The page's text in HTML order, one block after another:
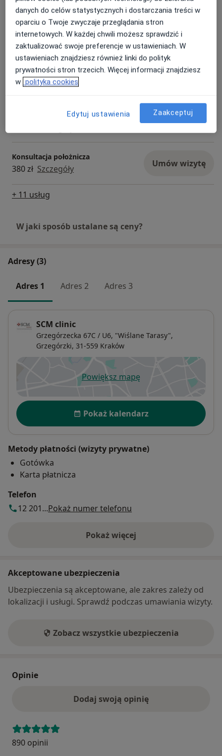
Konsultacja ginekologiczna
Od 300 zł Szczegóły Umów wizytę
Konsultacja ginekologiczna + USG
ginekologiczne
400 zł Szczegóły
Umów wizytę
ginekologiczne + cytologia
Umów wizytę
Konsultacja położnicza
380 zł Szczegóły Umów wizytę
+ 11 usług
W jaki sposób ustalane są ceny?
Adresy (3)
Adres 1 Adres 2 Adres 3
SCM clinic
Grzegórzecka 67C / U6, "Wiślane Tarasy",
Grzegórzki, 31-559 Kraków
Powiększ mapęotwiera się w nowej karcie
Dostępność
Pokaż kalendarz
Metody płatności (wizyty prywatne)
Gotówka
Karta płatnicza
Telefon
12 201...Pokaż numer telefonu
Pokaż więcej
o adresie
Akceptowane ubezpieczenia
Ubezpieczenia są akceptowane, ale zakres zależy od
lokalizacji i usługi. Sprawdź podczas umawiania wizyty.
Zobacz wszystkie ubezpieczenia
Opinie
Dodaj swoją opinię
890 opinii
danych do celów statystycznych i dostarczania treści w
oparciu o Twoje zwyczaje przeglądania stron
internetowych. W każdej chwili możesz sprawdzić i
zaktualizować swoje preferencje w ustawieniach. W
ustawieniach znajdziesz również linki do polityk
prywatności stron trzecich. Więcej informacji znajdziesz
w polityka cookies
Edytuj ustawienia Zaakceptuj